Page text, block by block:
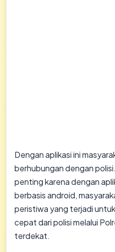
Dengan aplikasi ini
berhubungan dengan
penting karena dengan
berbasis android,
peristiwa yang terjadi
cepat dari polisi melalui
terdekat.